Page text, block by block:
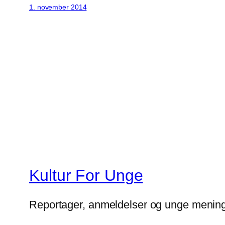
1. november 2014
Kultur For Unge
Reportager, anmeldelser og unge